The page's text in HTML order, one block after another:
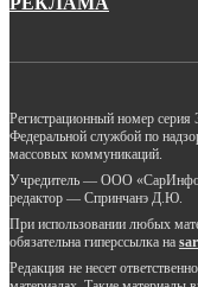
Регистрационный номер
Федеральной службой по
массовых коммуникаций.
Учредитель — ООО
редактор — Спринчанэ Д.Ю.
При использовании любых
обязательна гиперссылка на
Редакция не несет